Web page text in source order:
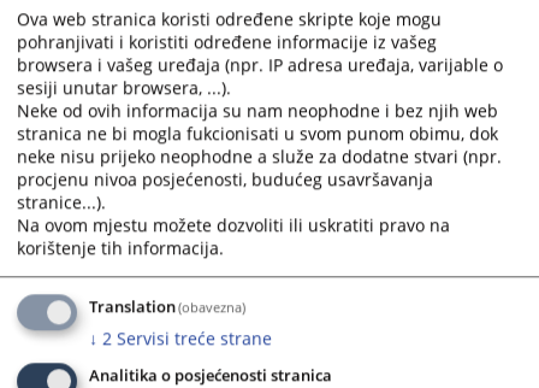
Osnovni sud u Prijedoru
Ova web stranica koristi određene skripte koje mogu
pohranjivati i koristiti određene informacije iz vašeg
browsera i vašeg uređaja (npr. IP adresa uređaja, varijable o
sesiji unutar browsera, ...).
Neke od ovih informacija su nam neophodne i bez njih web
stranica ne bi mogla fukcionisati u svom punom obimu, dok
neke nisu prijeko neophodne a služe za dodatne stvari (npr.
procjenu nivoa posjećenosti, budućeg usavršavanja
stranice...).
Na ovom mjestu možete dozvoliti ili uskratiti pravo na
korištenje tih informacija.
Translation(obavezna)
↓ 2 Servisi treće strane
Analitika o posjećenosti stranica